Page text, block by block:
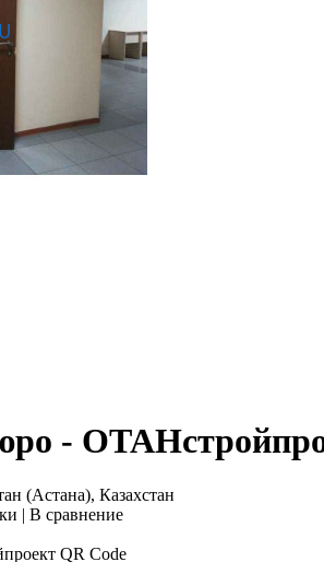
-
(Астана), Казахстан
| В сравнение